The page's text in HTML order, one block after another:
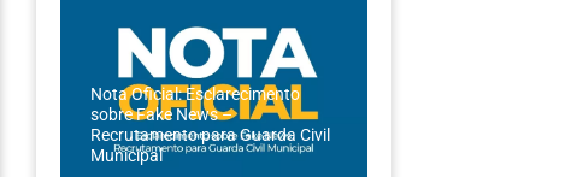
Nota Oficial: Esclarecimento
sobre Fake News –
Recrutamento para Guarda Civil
Municipal